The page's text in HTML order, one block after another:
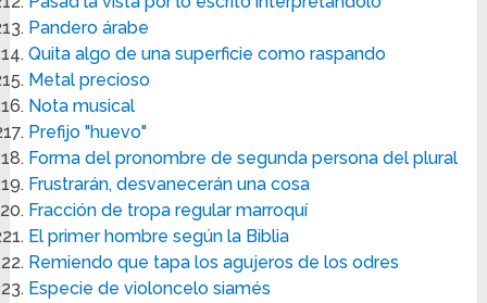
Pandero árabe
Quita algo de una superficie como raspando
Metal precioso
Nota musical
Prefijo "huevo"
Forma del pronombre de segunda persona del plural
Frustrarán, desvanecerán una cosa
Fracción de tropa regular marroquí
El primer hombre según la Biblia
Remiendo que tapa los agujeros de los odres
Especie de violoncelo siamés